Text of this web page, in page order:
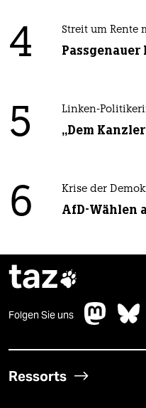
4 Streit um Rente
Passgenauer
5 Linken-
„Dem
6 Krise der
AfD-Wählen
taz
Folgen Sie uns
Ressorts